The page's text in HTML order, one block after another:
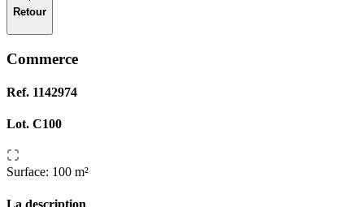
Retour
Commerce
Ref. 1142974
Lot. C100
Surface: 100 m²
La description